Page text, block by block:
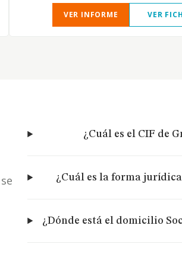
VER INFORME VER
¿Cuál es el CIF de
¿Cuál es la forma
¿Dónde está el domicilio